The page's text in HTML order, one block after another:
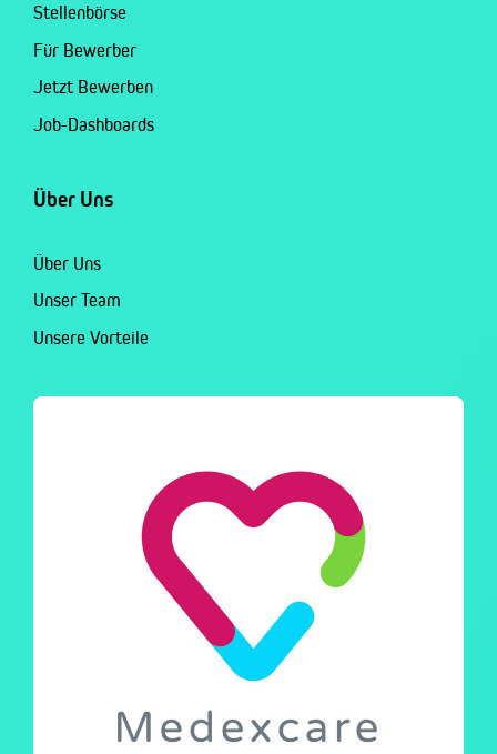
Stellenbörse
Für Bewerber
Jetzt Bewerben
Job-Dashboards
Über Uns
Über Uns
Unser Team
Unsere Vorteile